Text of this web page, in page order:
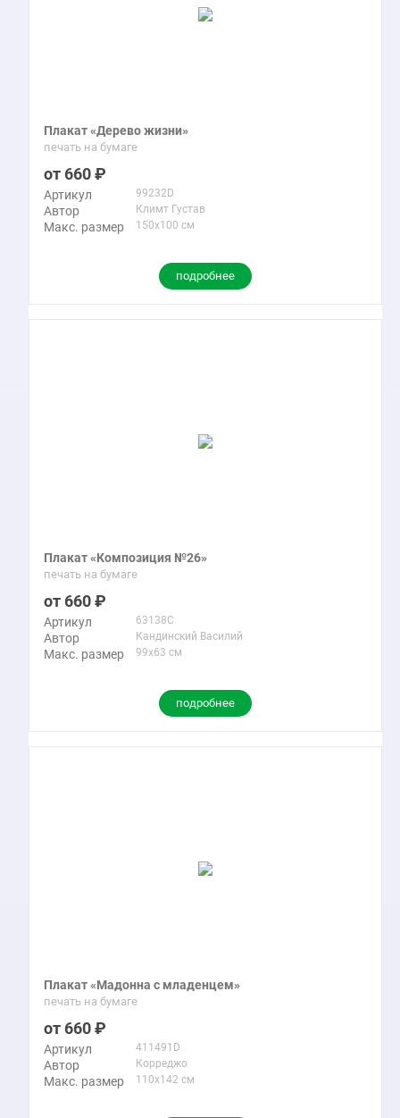
Плакат «Дерево жизни»
печать на бумаге
660
Артикул 99232D
Автор Климт Густав
Макс. размер 150x100 см
подробнее
Плакат «Композиция №26»
печать на бумаге
660
Артикул 63138C
Автор Кандинский Василий
Макс. размер 99x63 см
подробнее
Плакат «Мадонна с младенцем»
печать на бумаге
660
Артикул 411491D
Автор Корреджо
Макс. размер 110x142 см